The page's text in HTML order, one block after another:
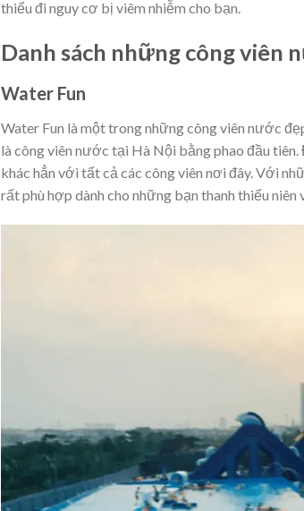
thiểu đi nguy cơ bị viêm nhiễm cho bạn.
Danh sách những công viên
Water Fun
Water Fun là một trong những công viên nước
là công viên nước tại Hà Nội bằng phao đầu
khác hẳn với tất cả các công viên nơi đây. Với
rất phù hợp dành cho những bạn thanh thiếu niên